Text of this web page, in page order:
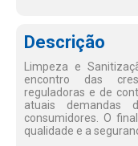
Descrição
Limpeza e
encontro das
reguladoras e de
atuais demandas
consumidores. O
qualidade e a